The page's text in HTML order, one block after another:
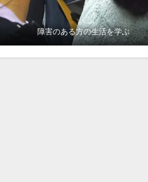
障害のある方の生活を学ぶ